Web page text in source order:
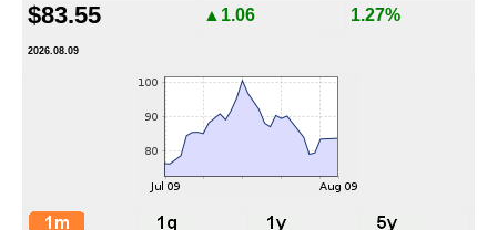
$83.55 ▲1.06 1.27%
2026.08.09